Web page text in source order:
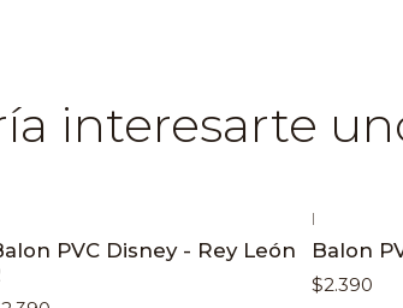
interesarte
PVC Disney - Rey León
|
Balon
$2.390